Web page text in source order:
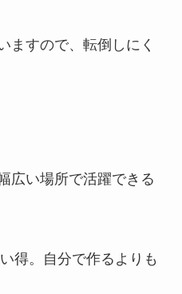
ますので、転倒しにく
広い場所で活躍できる
得。自分で作るよりも